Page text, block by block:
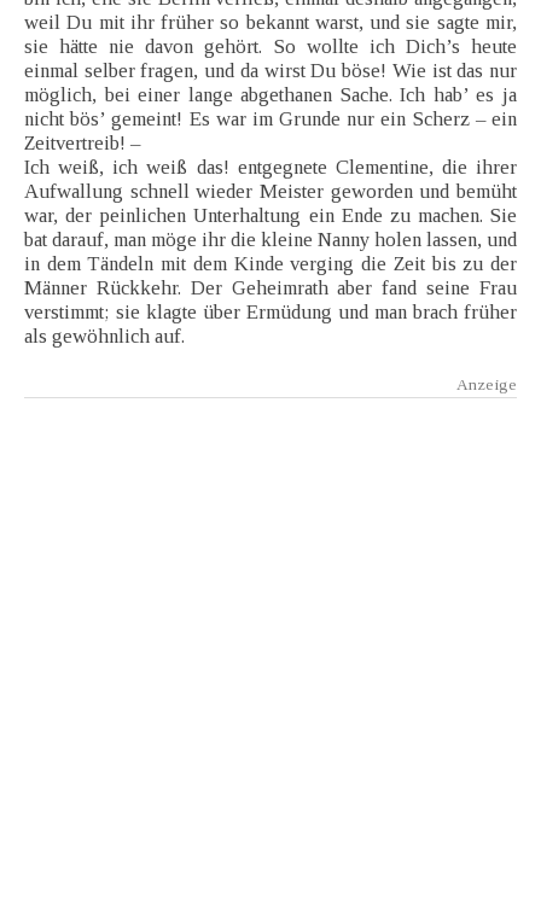
weil Du mit ihr früher so bekannt warst, und sie sagte mir,
sie hätte nie davon gehört. So wollte ich Dich’s heute
einmal selber fragen, und da wirst Du böse! Wie ist das nur
möglich, bei einer lange abgethanen Sache. Ich hab’ es ja
nicht bös’ gemeint! Es war im Grunde nur ein Scherz – ein
Zeitvertreib! –
Ich weiß, ich weiß das! entgegnete Clementine, die ihrer
Aufwallung schnell wieder Meister geworden und bemüht
war, der peinlichen Unterhaltung ein Ende zu machen. Sie
bat darauf, man möge ihr die kleine Nanny holen lassen, und
in dem Tändeln mit dem Kinde verging die Zeit bis zu der
Männer Rückkehr. Der Geheimrath aber fand seine Frau
verstimmt; sie klagte über Ermüdung und man brach früher
als gewöhnlich auf.